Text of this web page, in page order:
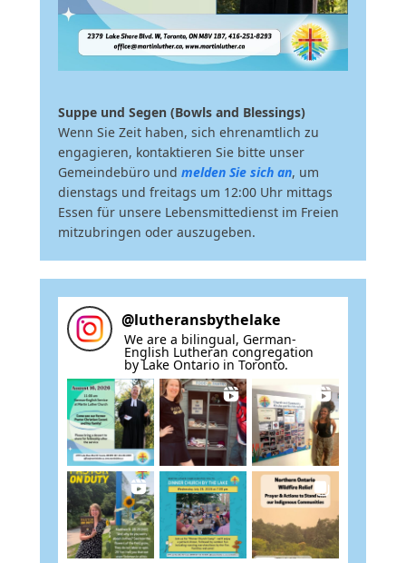
Suppe und Segen (Bowls and Blessings)
Wenn Sie Zeit haben, sich ehrenamtlich zu
engagieren, kontaktieren Sie bitte unser
Gemeindebüro und melden Sie sich an, um
dienstags und freitags um 12:00 Uhr mittags
Essen für unsere Lebensmittedienst im Freien
mitzubringen oder auszugeben.
@lutheransbythelake
We are a bilingual, German-
English Lutheran congregation
by Lake Ontario in Toronto.